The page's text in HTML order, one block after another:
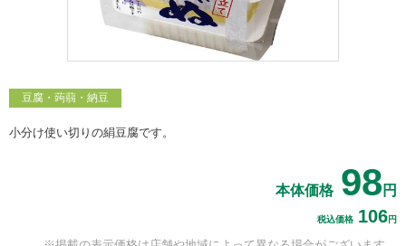
豆腐・蒟蒻・納豆
小分け使い切りの絹豆腐です。
本体価格 98 円
税込価格 106円